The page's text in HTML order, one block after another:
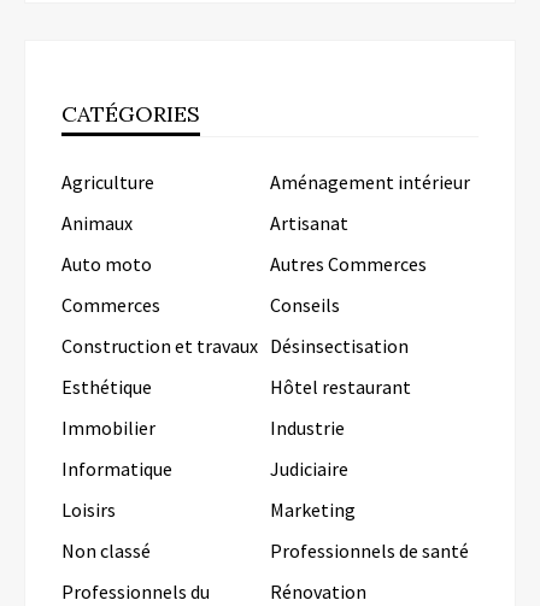
CATÉGORIES
Agriculture
Aménagement intérieur
Animaux
Artisanat
Auto moto
Autres Commerces
Commerces
Conseils
Construction et travaux Désinsectisation
Esthétique
Hôtel restaurant
Immobilier
Industrie
Informatique
Judiciaire
Loisirs
Marketing
Non classé
Professionnels de santé
Professionnels du
Rénovation